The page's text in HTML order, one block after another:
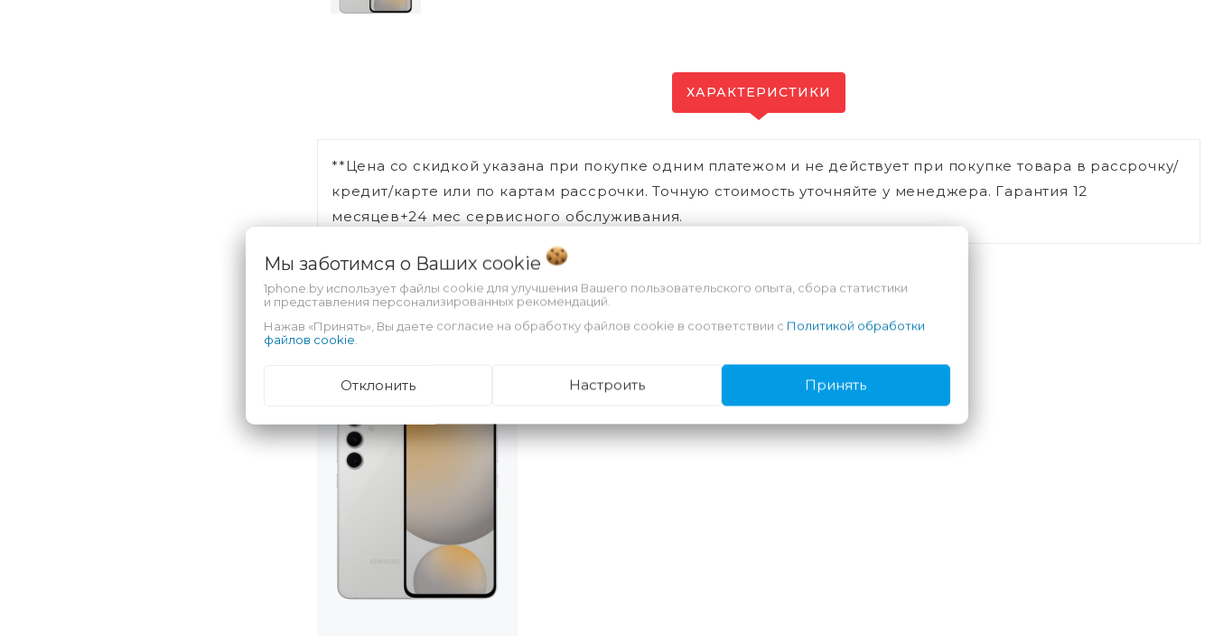
ХАРАКТЕРИСТИКИ
**Цена со скидкой указана при покупке одним платежом и не действует при покупке товара в рассрочку/
кредит/карте или по картам рассрочки. Точную стоимость уточняйте у менеджера. Гарантия 12
месяцев+24 мес сервисного обслуживания.
Мы заботимся о Ваших cookie
1phone.by использует файлы cookie для улучшения Вашего пользовательского опыта, сбора статистики
и представления персонализированных рекомендаций.
Нажав «Принять», Вы даете согласие на обработку файлов cookie в соответствии с Политикой обработки
файлов cookie
Отклонить Настроить Принять